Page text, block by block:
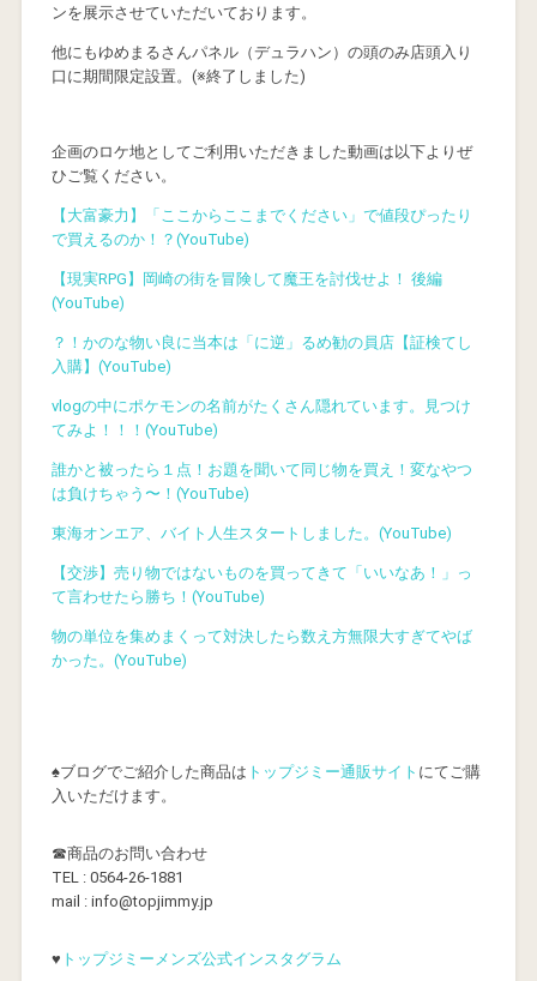
ンを展示させていただいております。
他にもゆめまるさんパネル（デュラハン）の頭のみ店頭入り
口に期間限定設置。(※終了しました)
企画のロケ地としてご利用いただきました動画は以下よりぜ
ひご覧ください。
【大富豪力】「ここからここまでください」で値段ぴったり
で買えるのか！？(YouTube)
【現実RPG】岡崎の街を冒険して魔王を討伐せよ！ 後編
(YouTube)
？！かのな物い良に当本は「に逆」るめ勧の員店【証検てし
入購】(YouTube)
vlogの中にポケモンの名前がたくさん隠れています。見つけ
てみよ！！！(YouTube)
誰かと被ったら１点！お題を聞いて同じ物を買え！変なやつ
は負けちゃう〜！(YouTube)
東海オンエア、バイト人生スタートしました。(YouTube)
【交渉】売り物ではないものを買ってきて「いいなあ！」っ
て言わせたら勝ち！(YouTube)
物の単位を集めまくって対決したら数え方無限大すぎてやば
かった。(YouTube)
♠ブログでご紹介した商品は トップジミー通販サイト にてご購
入いただけます。
☎商品のお問い合わせ
TEL : 0564-26-1881
mail : info@topjimmy.jp
♥ トップジミーメンズ公式インスタグラム